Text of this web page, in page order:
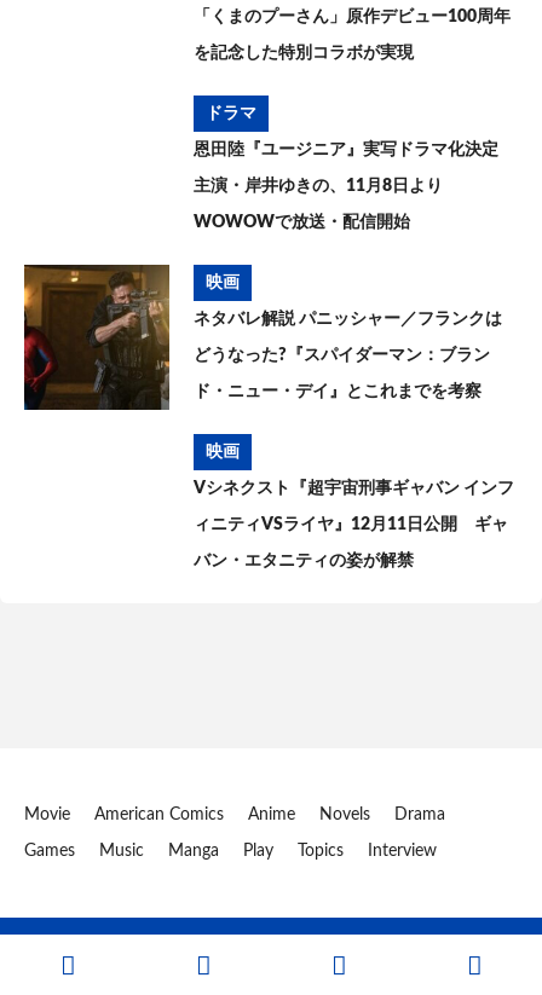
「くまのプーさん」原作デビュー100周年
を記念した特別コラボが実現
ドラマ
恩田陸『ユージニア』実写ドラマ化決定
主演・岸井ゆきの、11月8日より
WOWOWで放送・配信開始
映画
ネタバレ解説 パニッシャー／フランクは
どうなった?『スパイダーマン：ブラン
ド・ニュー・デイ』とこれまでを考察
映画
Vシネクスト『超宇宙刑事ギャバン インフ
ィニティVSライヤ』12月11日公開 ギャ
バン・エタニティの姿が解禁
Movie American Comics Anime Novels Drama
Games Music Manga Play Topics Interview